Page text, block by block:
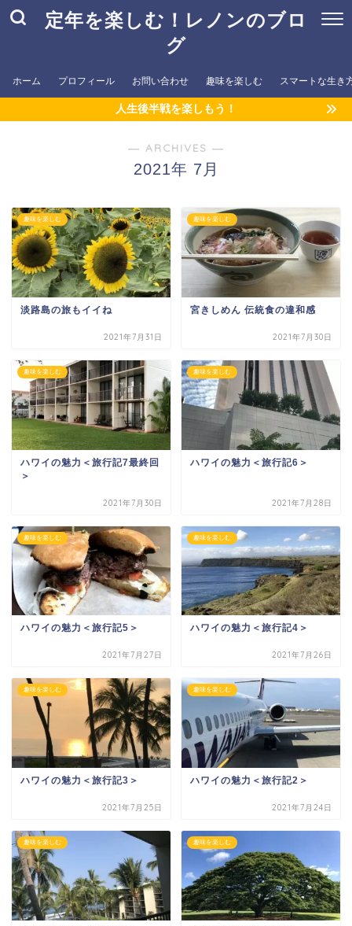
定年を楽しむ！レノンのブロ
グ
ホーム プロフィール お問い合わせ 趣味を楽しむ スマートな生き
人生後半戦を楽しもう！
― ARCHIVES ―
2021年 7月
趣味を楽しむ
淡路島の旅もイイね
2021年7月31日
趣味を楽しむ
宮きしめん 伝統食の違和感
2021年7月30日
趣味を楽しむ
ハワイの魅力＜旅行記7最終回
＞
2021年7月30日
趣味を楽しむ
ハワイの魅力＜旅行記6＞
2021年7月28日
趣味を楽しむ
ハワイの魅力＜旅行記5＞
2021年7月27日
趣味を楽しむ
ハワイの魅力＜旅行記4＞
2021年7月26日
趣味を楽しむ
ハワイの魅力＜旅行記3＞
2021年7月25日
趣味を楽しむ
ハワイの魅力＜旅行記2＞
2021年7月24日
趣味を楽しむ 趣味を楽しむ